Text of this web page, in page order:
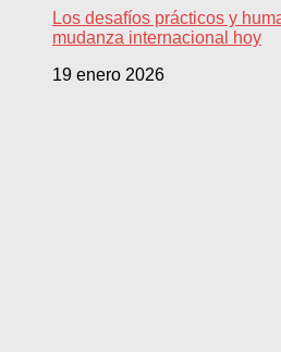
Los desafíos prácticos y
mudanza internacional hoy
19 enero 2026